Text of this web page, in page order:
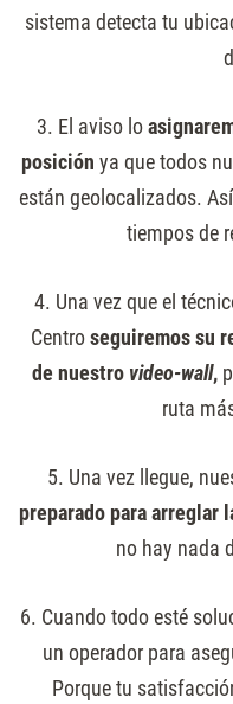
sistema detecta tu
3. El aviso lo
posición ya que todos
están geolocalizados.
tiempos de
4. Una vez que el
Centroseguiremos su
de nuestro video-wall,
ruta
5. Una vez llegue,
preparado para arreglar
no hay nada
6. Cuando todo esté
un operador para
Porque tu